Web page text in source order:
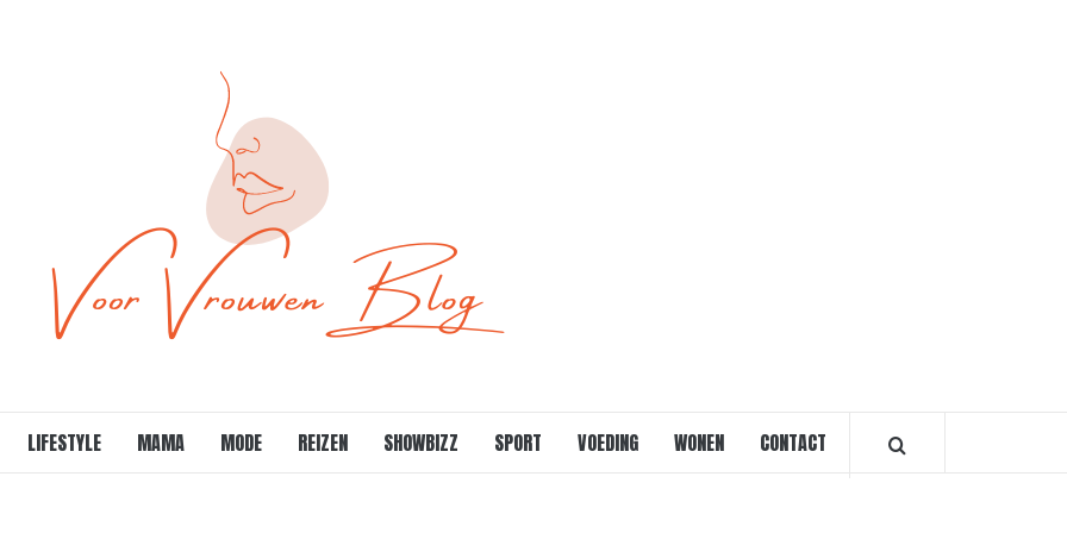
LIFESTYLE MAMA MODE REIZEN SHOWBIZZ SPORT VOEDING WONEN CONTACT